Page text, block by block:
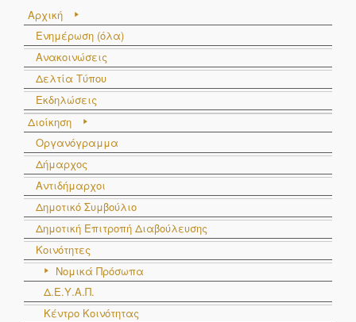
Αρχική
Ενημέρωση (όλα)
Ανακοινώσεις
Δελτία Τύπου
Εκδηλώσεις
Διοίκηση
Οργανόγραμμα
Δήμαρχος
Αντιδήμαρχοι
Δημοτικό Συμβούλιο
Δημοτική Επιτροπή Διαβούλευσης
Κοινότητες
Νομικά Πρόσωπα
Δ.Ε.Υ.Α.Π.
Κέντρο Κοινότητας